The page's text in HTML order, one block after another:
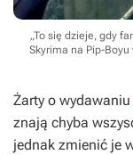
„To się dzieje, gdy
Skyrima na Pip-
Żarty o wydawaniu
znają chyba
jednak zmienić je